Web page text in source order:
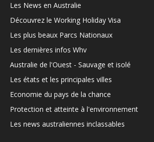
Les News en Australie
Découvrez le Working Holiday Visa
Les plus beaux Parcs Nationaux
Les dernières infos Whv
Australie de l'Ouest - Sauvage et isolé
Les états et les principales villes
Economie du pays de la chance
Protection et atteinte à l'environnement
Les news australiennes inclassables